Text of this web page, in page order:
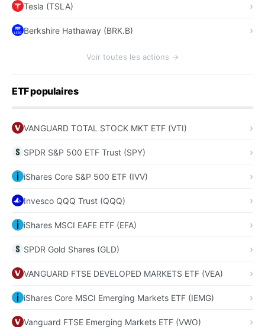
Tesla (TSLA)
Berkshire Hathaway (BRK.B)
Voir toutes les actions →
ETF populaires
VANGUARD TOTAL STOCK MKT ETF (VTI)
SPDR S&P 500 ETF Trust (SPY)
iShares Core S&P 500 ETF (IVV)
Invesco QQQ Trust (QQQ)
iShares MSCI EAFE ETF (EFA)
SPDR Gold Shares (GLD)
VANGUARD FTSE DEVELOPED MARKETS ETF (VEA)
iShares Core MSCI Emerging Markets ETF (IEMG)
Vanguard FTSE Emerging Markets ETF (VWO)